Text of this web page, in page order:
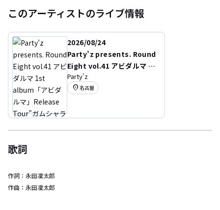
このアーティストのライブ情報
2026/08/24
Party’z presents. Round
Eight vol.41 アビダルマ 1s
t album「アビダルマ」Rel
ease Tour”ガムシャラダ
Party'z
location_on 名古屋
歌詞
作詞： 永田凜太郎
作曲： 永田凜太郎